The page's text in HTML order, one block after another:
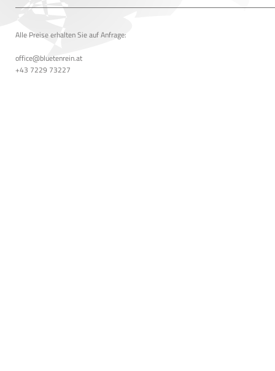
Alle Preise erhalten Sie auf Anfrage:
office@bluetenrein.at
+43 7229 73227